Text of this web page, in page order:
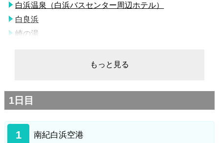
白浜温泉（白浜バスセンター周辺ホテル）
白良浜
崎の湯
とれとれ市場 南紀白浜
もっと見る
1日目
1 南紀白浜空港